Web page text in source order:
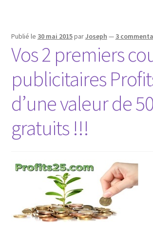
Publié le 30 mai 2015parJoseph — 3
Vos 2 premiers
publicitaires
d’une valeur de
gratuits !!!